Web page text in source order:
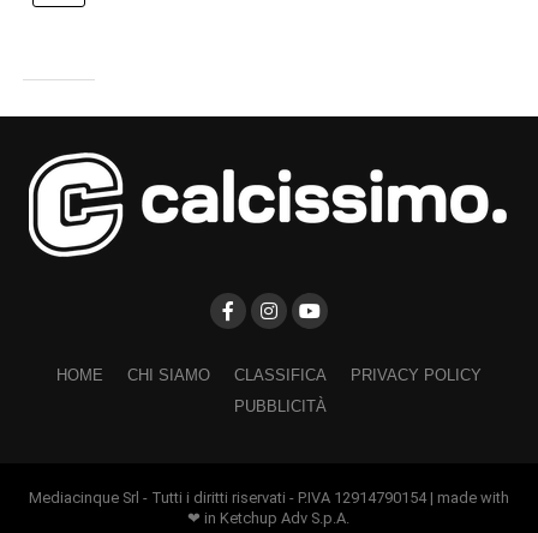
HOME CHI SIAMO CLASSIFICA
PRIVACY POLICY
PUBBLICITÀ
Mediacinque Srl - Tutti i diritti riservati - P.IVA 12914790154 | made with
❤ in Ketchup Adv S.p.A.